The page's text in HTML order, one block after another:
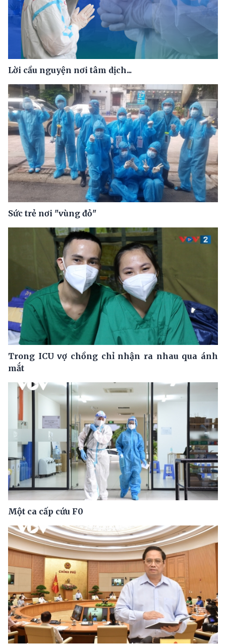
Lời cầu nguyện nơi tâm dịch...
Sức trẻ nơi "vùng đỏ"
Trong ICU vợ chồng chỉ nhận ra nhau qua ánh
mắt
Một ca cấp cứu F0